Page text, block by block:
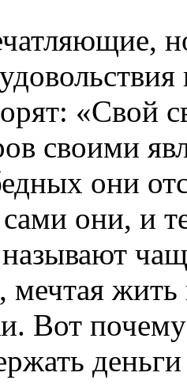
«Свой
своими
они
они, и
мечтая
Вот почему